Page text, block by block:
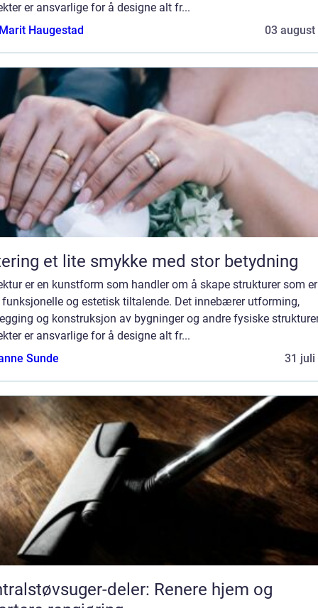
er ansvarlige for å designe alt fr...
Haugestad
03 august
Giftering et lite smykke med stor betydning
er en kunstform som handler om å skape strukturer som er
funksjonelle og estetisk tiltalende. Det innebærer utforming,
og konstruksjon av bygninger og andre fysiske
er ansvarlige for å designe alt fr...
Sunde
31 juli
deler: Renere hjem og